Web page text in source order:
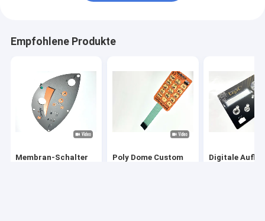
Empfohlene Produkte
Membran-Schalter
Poly Dome Custom
Digitale